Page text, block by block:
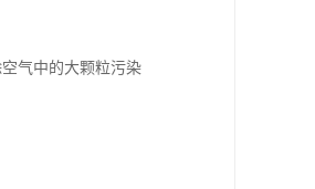
气中的大颗粒污染